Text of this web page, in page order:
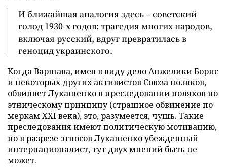
И ближайшая аналогия здесь – советский
голод 1930-х годов: трагедия многих народов,
включая русский, вдруг превратилась в
геноцид украинского.
Когда Варшава, имея в виду дело Анжелики Борис
и некоторых других активистов Союза поляков,
обвиняет Лукашенко в преследовании поляков по
этническому принципу (страшное обвинение по
меркам XXI века), это, разумеется, чушь. Такие
преследования имеют политическую мотивацию,
но в разрезе этносов Лукашенко убежденный
интернационалист, тут двух мнений быть не
может.